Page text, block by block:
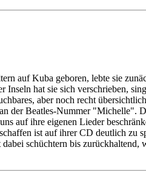
auf Kuba geboren, lebte sie
hat sie sich verschrieben,
aber noch recht
der Beatles-Nummer "Michelle".
auf ihre eigenen Lieder
ist auf ihrer CD deutlich zu
schüchtern bis zurückhaltend,